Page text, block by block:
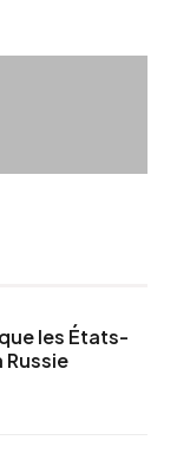
les États-
Russie